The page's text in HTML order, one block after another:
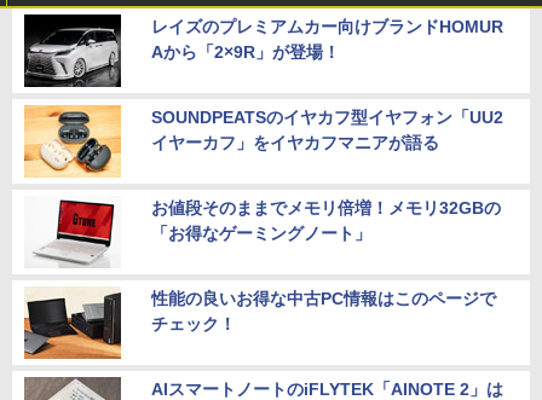
レイズのプレミアムカー向けブランドHOMUR
Aから「2×9R」が登場！
SOUNDPEATSのイヤカフ型イヤフォン「UU2
イヤーカフ」をイヤカフマニアが語る
お値段そのままでメモリ倍増！メモリ32GBの
「お得なゲーミングノート」
性能の良いお得な中古PC情報はこのページで
チェック！
AIスマートノートのiFLYTEK「AINOTE 2」は